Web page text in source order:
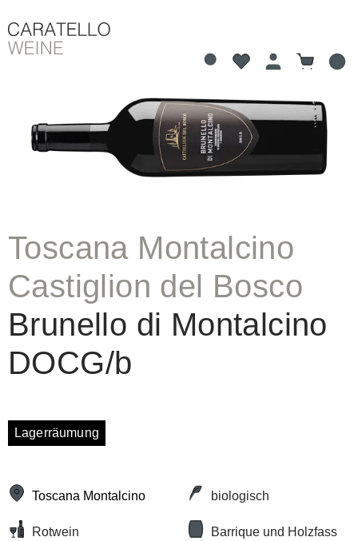
Bildergalerie überspringen
Toscana Montalcino
Castiglion del Bosco
Brunello di Montalcino
DOCG/b
Lagerräumung
Toscana Montalcino biologisch
Rotwein Barrique und Holzfass